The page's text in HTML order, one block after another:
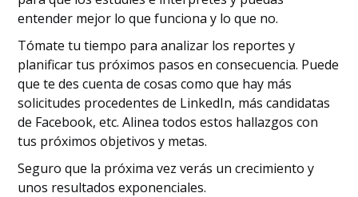
entender mejor lo que funciona y lo que no.
Tómate tu tiempo para analizar los reportes y
planificar tus próximos pasos en consecuencia. Puede
que te des cuenta de cosas como que hay más
solicitudes procedentes de LinkedIn, más candidatas
de Facebook, etc. Alinea todos estos hallazgos con
tus próximos objetivos y metas.
Seguro que la próxima vez verás un crecimiento y
unos resultados exponenciales.